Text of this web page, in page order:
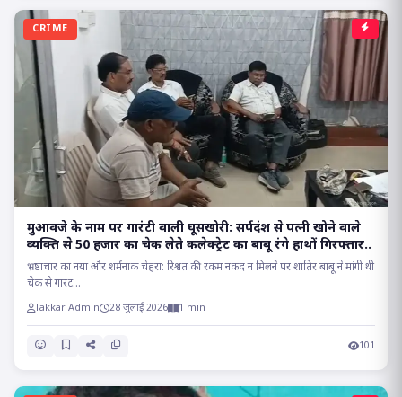
CRIME
मुआवजे के नाम पर गारंटी वाली घूसखोरी: सर्पदंश से पत्नी खोने वाले
व्यक्ति से 50 हजार का चेक लेते कलेक्ट्रेट का बाबू रंगे हाथों गिरफ्तार..
भ्रष्टाचार का नया और शर्मनाक चेहरा: रिश्वत की रकम नकद न मिलने पर शातिर बाबू ने मांगी थी
चेक से गारंट...
Takkar Admin 28 जुलाई 2026 1 min
101